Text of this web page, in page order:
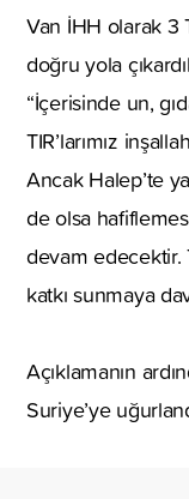
Van İHH olarak 3
doğru yola
“İçerisinde un,
TIR’larımız
Ancak Halep’te
de olsa hafiflemesi
devam edecektir.
katkı sunmaya
Açıklamanın
Suriye’ye